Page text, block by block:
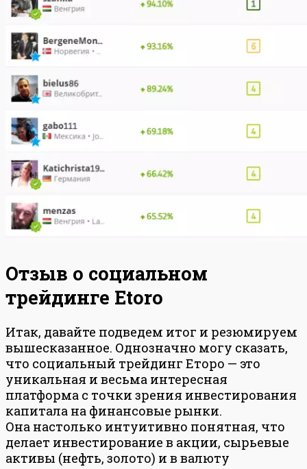
Отзыв о социальном
трейдинге Etoro
Итак, давайте подведем итог и резюмируем
вышесказанное. Однозначно могу сказать,
что социальный трейдинг Еторо — это
уникальная и весьма интересная
платформа с точки зрения инвестирования
капитала на финансовые рынки.
Она настолько интуитивно понятная, что
делает инвестирование в акции, сырьевые
активы (нефть, золото) и в валюту